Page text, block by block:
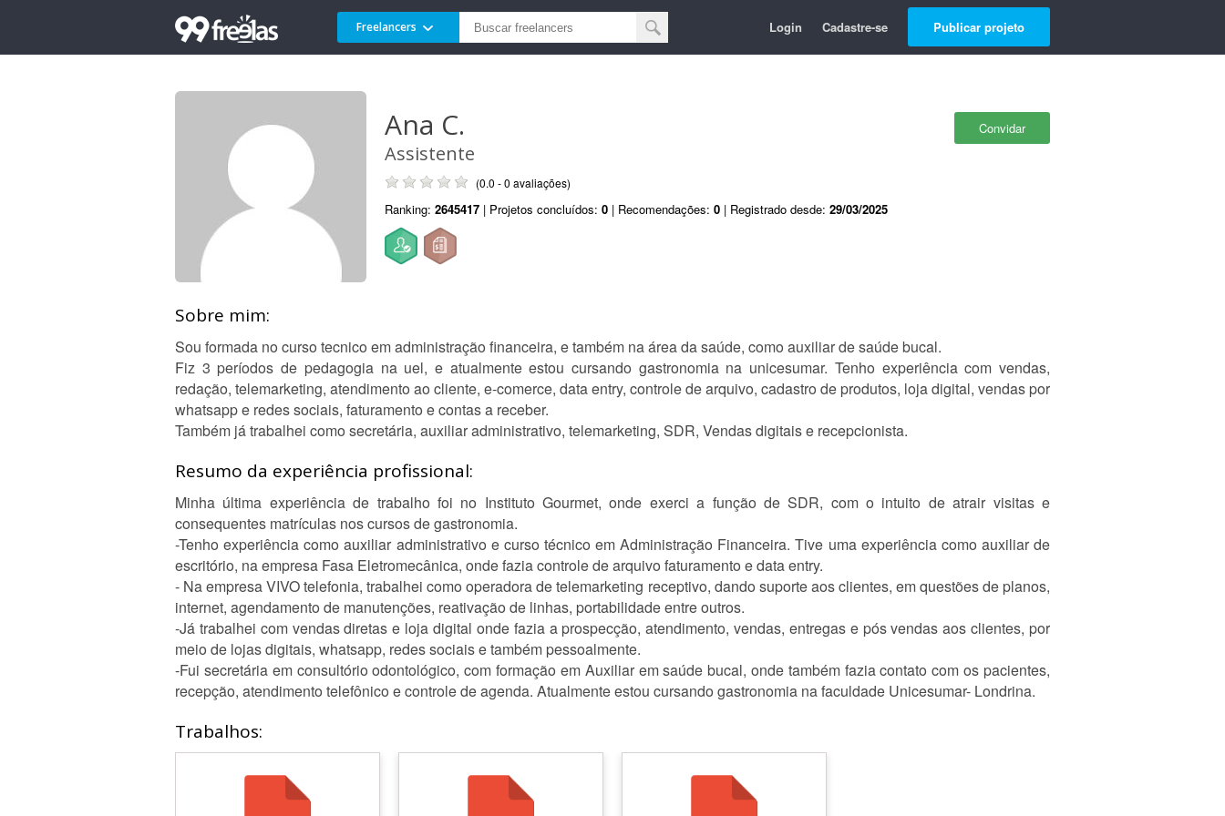
Freelancers Login Cadastre-se Publicar projeto
Convidar
Ana C.
Assistente
(0.0 - 0 avaliações)
Ranking: 2645417 | Projetos concluídos: 0 | Recomendações: 0 | Registrado desde: 29/03/2025
Sobre mim:
Sou formada no curso tecnico em administração financeira, e também na área da saúde, como auxiliar de saúde bucal.
Fiz 3 períodos de pedagogia na uel, e atualmente estou cursando gastronomia na unicesumar. Tenho experiência com vendas,
redação, telemarketing, atendimento ao cliente, e-comerce, data entry, controle de arquivo, cadastro de produtos, loja digital, vendas por
whatsapp e redes sociais, faturamento e contas a receber.
Também já trabalhei como secretária, auxiliar administrativo, telemarketing, SDR, Vendas digitais e recepcionista.
Resumo da experiência profissional:
Minha última experiência de trabalho foi no Instituto Gourmet, onde exerci a função de SDR, com o intuito de atrair visitas e
consequentes matrículas nos cursos de gastronomia.
-Tenho experiência como auxiliar administrativo e curso técnico em Administração Financeira. Tive uma experiência como auxiliar de
escritório, na empresa Fasa Eletromecânica, onde fazia controle de arquivo faturamento e data entry.
- Na empresa VIVO telefonia, trabalhei como operadora de telemarketing receptivo, dando suporte aos clientes, em questões de planos,
internet, agendamento de manutenções, reativação de linhas, portabilidade entre outros.
-Já trabalhei com vendas diretas e loja digital onde fazia a prospecção, atendimento, vendas, entregas e pós vendas aos clientes, por
meio de lojas digitais, whatsapp, redes sociais e também pessoalmente.
-Fui secretária em consultório odontológico, com formação em Auxiliar em saúde bucal, onde também fazia contato com os pacientes,
recepção, atendimento telefônico e controle de agenda. Atualmente estou cursando gastronomia na faculdade Unicesumar- Londrina.
Trabalhos: